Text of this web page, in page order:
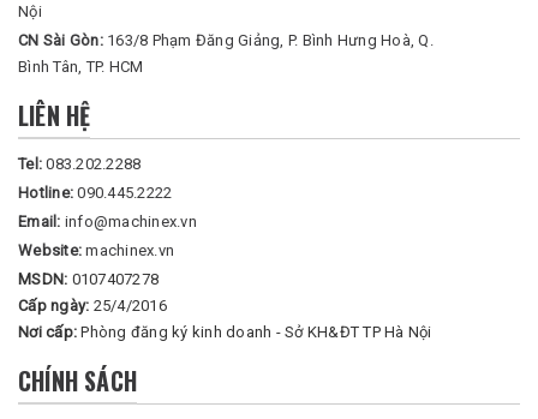
Nội
CN Sài Gòn: 163/8 Phạm Đăng Giảng, P. Bình Hưng Hoà, Q.
Bình Tân, TP. HCM
LIÊN HỆ
Tel:083.202.2288
Hotline:090.445.2222
Email: info@machinex.vn
Website:machinex.vn
MSDN: 0107407278
Cấp ngày: 25/4/2016
Nơi cấp:Phòng đăng ký kinh doanh - Sở KH&ĐT TP Hà Nội
CHÍNH SÁCH